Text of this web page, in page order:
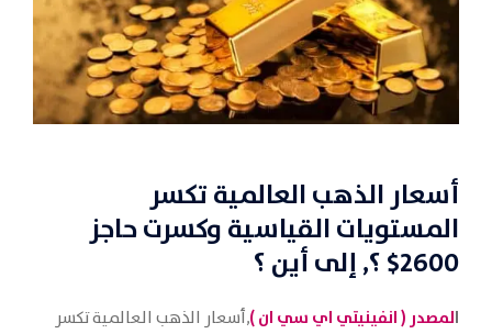
أسعار الذهب العالمية تكسر
المستويات القياسية وكسرت حاجز
2600$ ؟, إلى أين ؟
المصدر (انفينيتي اي سي ان),أسعار الذهب العالمية تكسر